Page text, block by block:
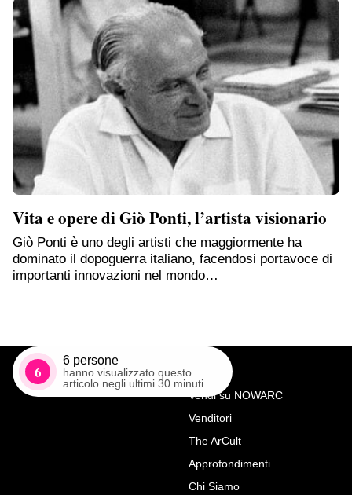
Vita e opere di Giò Ponti, l’artista visionario
Giò Ponti è uno degli artisti che maggiormente ha
dominato il dopoguerra italiano, facendosi portavoce di
importanti innovazioni nel mondo…
6
6 persone
hanno visualizzato questo
articolo negli ultimi 30 minuti.
Richiedi Maggiori Info su
Pittore veneziano del XVII
secolo, Capriccio
Vendi su NOWARC
Venditori
The ArCult
Approfondimenti
Chi Siamo